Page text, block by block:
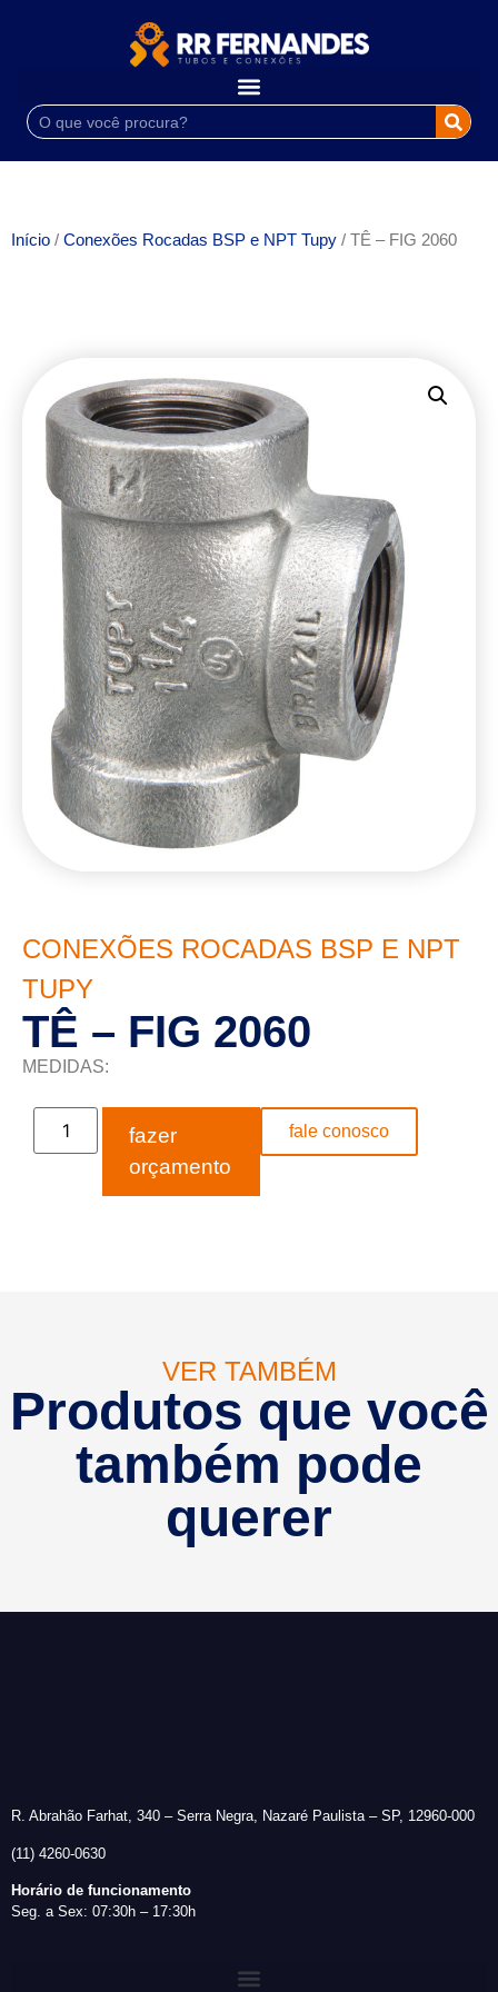
Início / Conexões Rocadas BSP e NPT Tupy / TÊ – FIG 2060
CONEXÕES ROCADAS BSP E NPT
TUPY
TÊ – FIG 2060
MEDIDAS:
fazer
orçamento
fale conosco
VER TAMBÉM
Produtos que você
também pode
querer
R. Abrahão Farhat, 340 – Serra Negra, Nazaré Paulista – SP, 12960-000
(11) 4260-0630
Horário de funcionamento
Seg. a Sex: 07:30h – 17:30h